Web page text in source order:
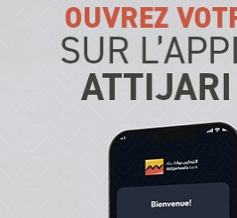
que le disparu a incarnés
érigé l'art théâtral en levier des
implore le Très-Haut
de le rétribuer amplement
à sa patrie et de l'accueillir